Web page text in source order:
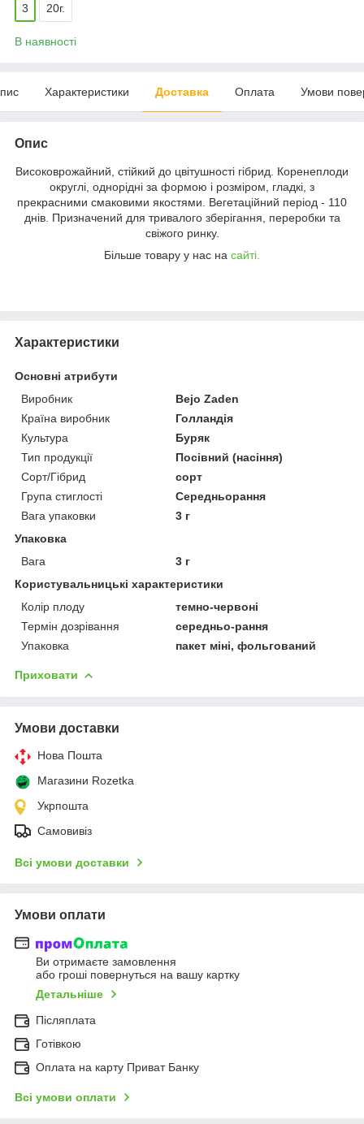
3 20г.
В наявності
Характеристики Доставка Оплата Умови
Опис
Високоврожайний, стійкий до цвітушності гібрид. Коренеплоди
округлі, однорідні за формою і розміром, гладкі, з
прекрасними смаковими якостями. Вегетаційний період - 110
днів. Призначений для тривалого зберігання, переробки та
свіжого ринку.
Більше товару у нас на сайті.
Характеристики
Основні атрибути
Виробник
Bejo Zaden
Країна виробник
Голландія
Культура
Буряк
Тип продукції
Посівний (насіння)
Сорт/Гібрид
сорт
Група стиглості
Середньорання
Вага упаковки
3 г
Упаковка
Вага
3 г
Користувальницькі характеристики
Колір плоду
темно-червоні
Термін дозрівання
середньо-рання
Упаковка
пакет міні, фольгований
Приховати
Умови доставки
Нова Пошта
Магазини Rozetka
Укрпошта
Самовивіз
Всі умови доставки
Умови оплати
Ви отримаєте замовлення
або гроші повернуться на вашу картку
Детальніше
Післяплата
Готівкою
Оплата на карту Приват Банку
Всі умови оплати